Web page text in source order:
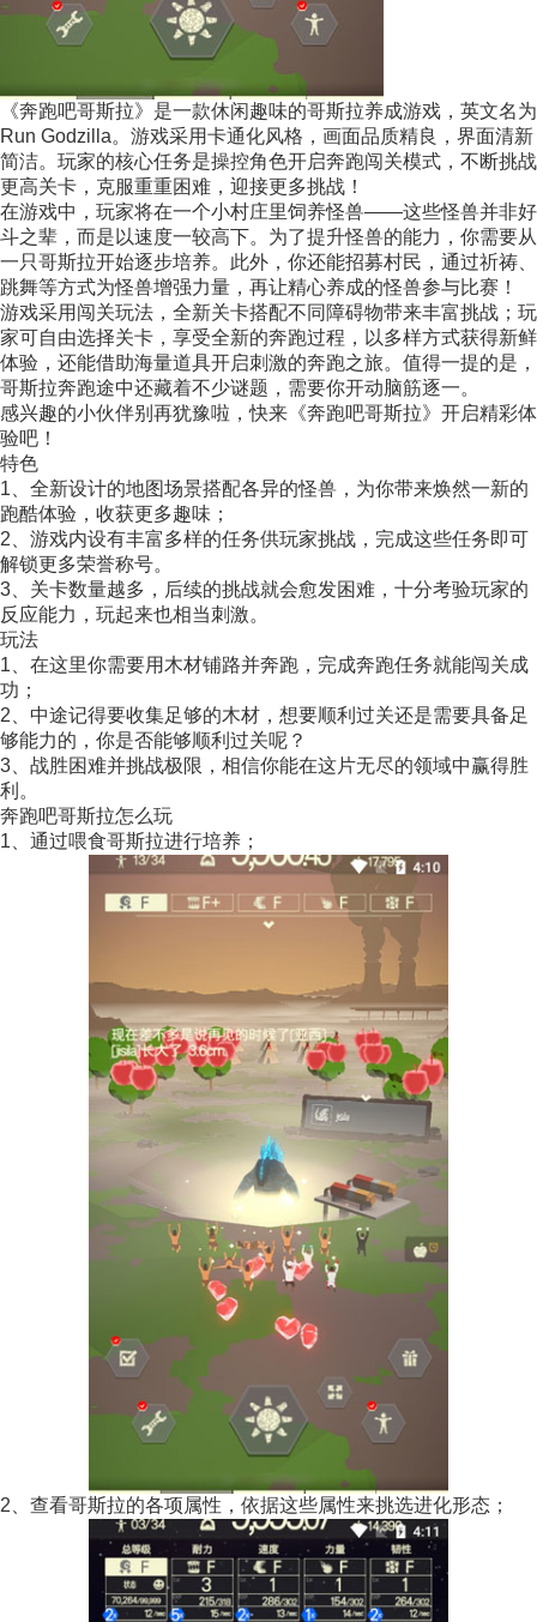
《奔跑吧哥斯拉》是一款休闲趣味的哥斯拉养成游戏，英文名为
Run Godzilla。游戏采用卡通化风格，画面品质精良，界面清新
简洁。玩家的核心任务是操控角色开启奔跑闯关模式，不断挑战
更高关卡，克服重重困难，迎接更多挑战！
在游戏中，玩家将在一个小村庄里饲养怪兽——这些怪兽并非好
斗之辈，而是以速度一较高下。为了提升怪兽的能力，你需要从
一只哥斯拉开始逐步培养。此外，你还能招募村民，通过祈祷、
跳舞等方式为怪兽增强力量，再让精心养成的怪兽参与比赛！
游戏采用闯关玩法，全新关卡搭配不同障碍物带来丰富挑战；玩
家可自由选择关卡，享受全新的奔跑过程，以多样方式获得新鲜
体验，还能借助海量道具开启刺激的奔跑之旅。值得一提的是，
哥斯拉奔跑途中还藏着不少谜题，需要你开动脑筋逐一。
感兴趣的小伙伴别再犹豫啦，快来《奔跑吧哥斯拉》开启精彩体
验吧！
特色
1、全新设计的地图场景搭配各异的怪兽，为你带来焕然一新的
跑酷体验，收获更多趣味；
2、游戏内设有丰富多样的任务供玩家挑战，完成这些任务即可
解锁更多荣誉称号。
3、关卡数量越多，后续的挑战就会愈发困难，十分考验玩家的
反应能力，玩起来也相当刺激。
玩法
1、在这里你需要用木材铺路并奔跑，完成奔跑任务就能闯关成
功；
2、中途记得要收集足够的木材，想要顺利过关还是需要具备足
够能力的，你是否能够顺利过关呢？
3、战胜困难并挑战极限，相信你能在这片无尽的领域中赢得胜
利。
奔跑吧哥斯拉怎么玩
1、通过喂食哥斯拉进行培养；
2、查看哥斯拉的各项属性，依据这些属性来挑选进化形态；